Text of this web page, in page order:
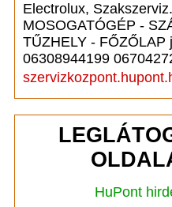
Electrolux,
MOSOGATÓGÉP -
TŰZHELY -
06308944199
HuPont